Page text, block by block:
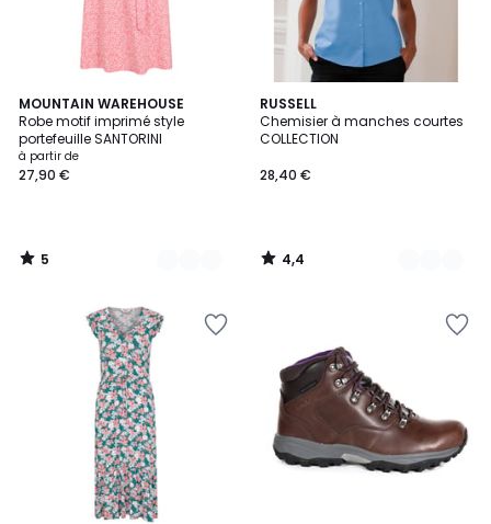
MOUNTAIN WAREHOUSE
Robe motif imprimé style
portefeuille SANTORINI
à partir de
27,90 €
5
/
5
2
Couleurs
5
/
RUSSELL
Chemisier à manches courtes
COLLECTION
28,40 €
4,4
/ 5
5
Couleurs
4,4
/